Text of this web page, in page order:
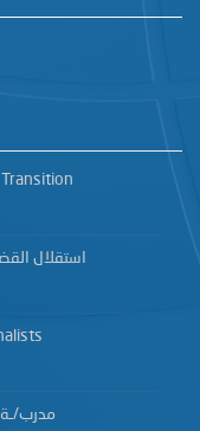
Transition
استقلال
مدرب/